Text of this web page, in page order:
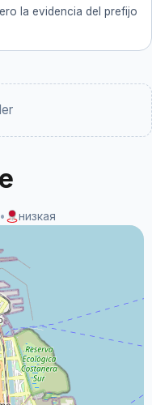
la evidencia del prefijo
• низкая